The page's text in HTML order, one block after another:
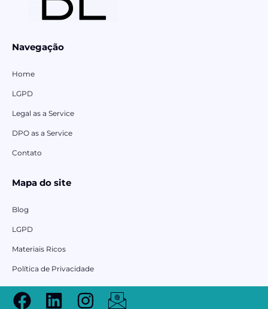
Navegação
Home
LGPD
Legal as a Service
DPO as a Service
Contato
Mapa do site
Blog
LGPD
Materiais Ricos
Política de Privacidade